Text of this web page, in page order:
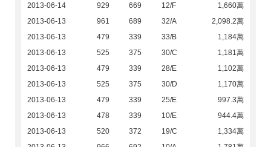
2013-06-14
929 669 12/F
1,660萬
2013-06-13
961 689 32/A
2,098.2萬
2013-06-13
479 339 33/B
1,184萬
2013-06-13
525 375 30/C
1,181萬
2013-06-13
479 339 28/E
1,102萬
2013-06-13
525 375 30/D
1,170萬
2013-06-13
479 339 25/E
997.3萬
2013-06-13
478 339 10/E
944.4萬
2013-06-13
520 372 19/C
1,334萬